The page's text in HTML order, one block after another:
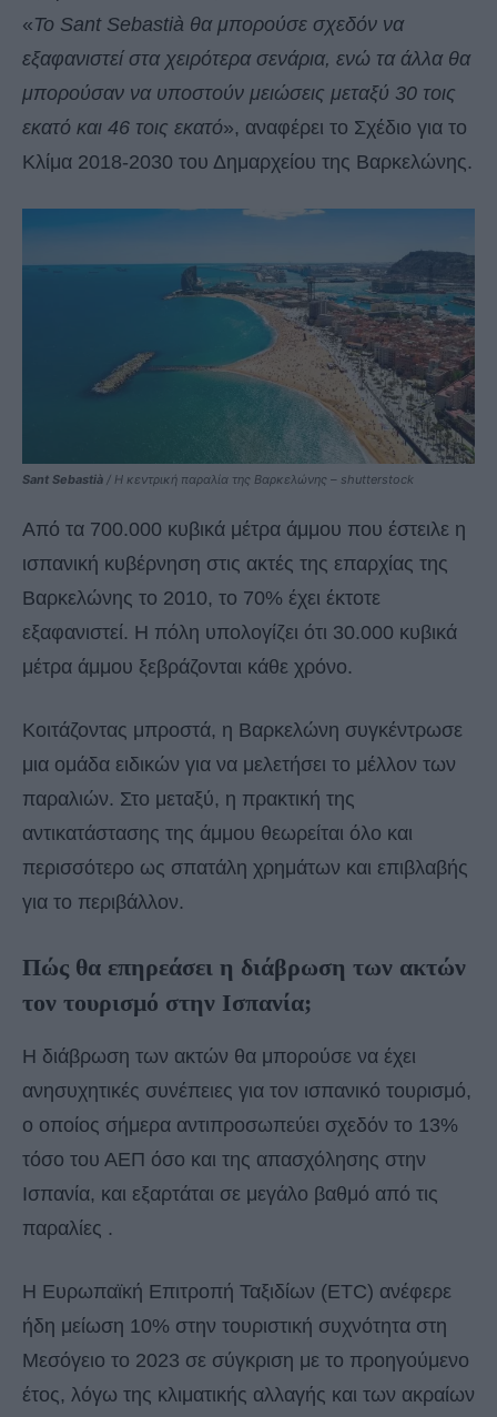
«Το Sant Sebastià θα μπορούσε σχεδόν να
εξαφανιστεί στα χειρότερα σενάρια, ενώ τα άλλα θα
μπορούσαν να υποστούν μειώσεις μεταξύ 30 τοις
εκατό και 46 τοις εκατό», αναφέρει το Σχέδιο για το
Κλίμα 2018-2030 του Δημαρχείου της Βαρκελώνης.
Sant Sebastià / Η κεντρική παραλία της Βαρκελώνης – shutterstock
Από τα 700.000 κυβικά μέτρα άμμου που έστειλε η
ισπανική κυβέρνηση στις ακτές της επαρχίας της
Βαρκελώνης το 2010, το 70% έχει έκτοτε
εξαφανιστεί. Η πόλη υπολογίζει ότι 30.000 κυβικά
μέτρα άμμου ξεβράζονται κάθε χρόνο.
Κοιτάζοντας μπροστά, η Βαρκελώνη συγκέντρωσε
μια ομάδα ειδικών για να μελετήσει το μέλλον των
παραλιών. Στο μεταξύ, η πρακτική της
αντικατάστασης της άμμου θεωρείται όλο και
περισσότερο ως σπατάλη χρημάτων και επιβλαβής
για το περιβάλλον.
Πώς θα επηρεάσει η διάβρωση των ακτών
τον τουρισμό στην Ισπανία;
Η διάβρωση των ακτών θα μπορούσε να έχει
ανησυχητικές συνέπειες για τον ισπανικό τουρισμό,
ο οποίος σήμερα αντιπροσωπεύει σχεδόν το 13%
τόσο του ΑΕΠ όσο και της απασχόλησης στην
Ισπανία, και εξαρτάται σε μεγάλο βαθμό από τις
παραλίες .
Η Ευρωπαϊκή Επιτροπή Ταξιδίων (ETC) ανέφερε
ήδη μείωση 10% στην τουριστική συχνότητα στη
Μεσόγειο το 2023 σε σύγκριση με το προηγούμενο
έτος, λόγω της κλιματικής αλλαγής και των ακραίων